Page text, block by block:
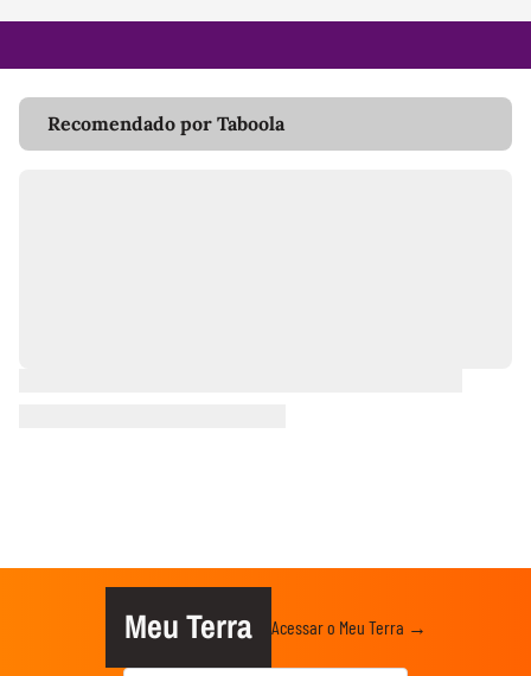
Recomendado por Taboola
Meu Terra Acessar o Meu Terra →